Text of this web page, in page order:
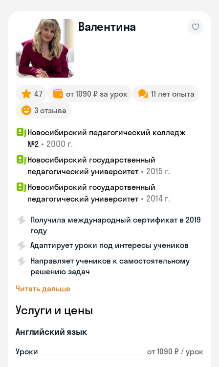
Валентина
4.7 от 1090 ₽ за урок
11 лет опыта
3 отзыва
Новосибирский педагогический колледж
№2 • 2000 г.
Новосибирский государственный
педагогический университет • 2015 г.
Новосибирский государственный
педагогический университет • 2014 г.
Получила международный сертификат в 2019
году
Адаптирует уроки под интересы учеников
Направляет учеников к самостоятельному
решению задач
Читать дальше
Услуги и цены
Английский язык
Уроки от 1090 ₽ / урок